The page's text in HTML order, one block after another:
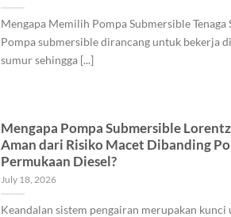
Mengapa Memilih Pompa Submersible Tenaga
Pompa submersible dirancang untuk bekerja
sumur sehingga [...]
Mengapa Pompa Submersible
Aman dari Risiko Macet Dibanding
Permukaan Diesel?
July 18, 2026
Keandalan sistem pengairan merupakan kunci